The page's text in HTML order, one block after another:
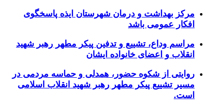
مرکز بهداشت و درمان شهرستان ایذه پاسخگوی
افکار عمومی باشد
مراسم وداع، تشییع و تدفین پیکر مطهر رهبر شهید
انقلاب و اعضای خانواده ایشان
روایتی از شکوه حضور، همدلی و حماسه مردمی در
مسیر تشییع پیکر مطهر رهبر شهید انقلاب اسلامی
است.